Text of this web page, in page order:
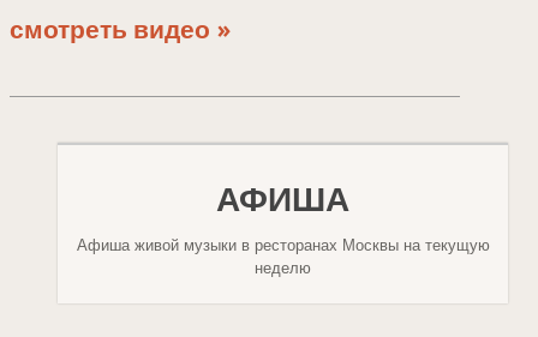
смотреть видео »
АФИША
Афиша живой музыки в ресторанах Москвы на текущую
неделю